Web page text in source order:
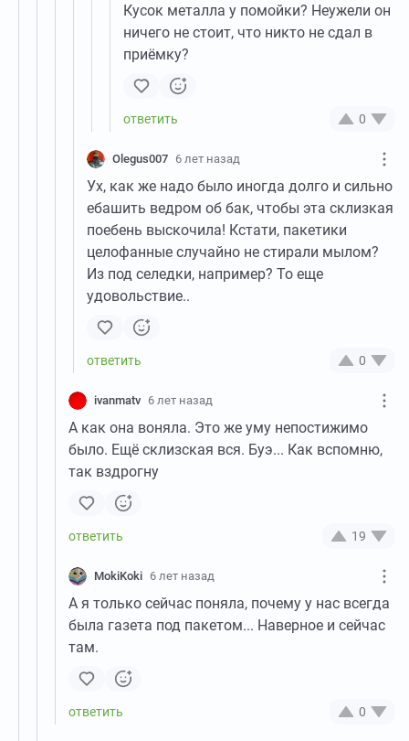
Кусок металла у помойки? Неужели он
ничего не стоит, что никто не сдал в
приёмку?
0
Olegus007 6 лет назад
Ух, как же надо было иногда долго и сильно
ебашить ведром об бак, чтобы эта склизкая
поебень выскочила! Кстати, пакетики
целофанные случайно не стирали мылом?
Из под селедки, например? То еще
удовольствие..
0
ivanmatv 6 лет назад
А как она воняла. Это же уму непостижимо
было. Ещё склизская вся. Буэ... Как вспомню,
так вздрогну
19
MokiKoki 6 лет назад
А я только сейчас поняла, почему у нас всегда
была газета под пакетом... Наверное и сейчас
там.
0